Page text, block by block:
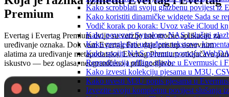
Kako scrobblati svoju glazbenu povijest iz
Kako koristiti dinamičke widgete Sada se
Vodič korak po korak: Uvoz vaše iCloud
Kako povezati Synology NAS i slušati
Kako pregledati ugrađene tekstove,
Kako spojiti NAS pohranu pomoću
Reprodukcija offline glazbe u Evermusic i
Kako izvesti kolekciju pjesama u M3U,
Kako uvesti M3U popis pjesama u
Izvezite svoju kompletnu povijest slušanja
Premium
Evertag i Evertag Premium dvije su verzije iste moćne aplikacije za
uređivanje oznaka. Dok vam Evertag Free daje pristup osnovnim
alatima za uređivanje metapodataka, Evertag Premium otključava
iskustvo — bez oglasa, neograničeno i prilagodljivo.